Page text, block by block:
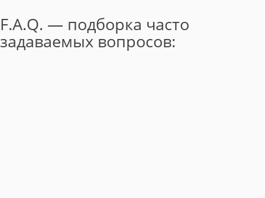
F.A.Q. — подборка часто
задаваемых вопросов: